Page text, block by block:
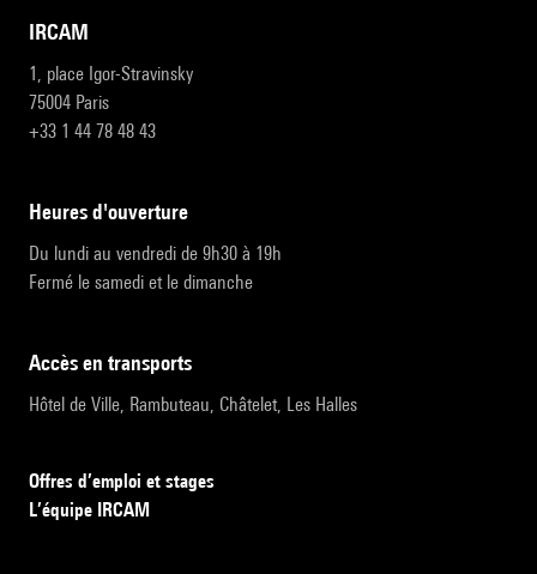
IRCAM
1, place Igor-Stravinsky
75004 Paris
+33 1 44 78 48 43
heures d'ouverture
Du lundi au vendredi de 9h30 à 19h
Fermé le samedi et le dimanche
accès en transports
Hôtel de Ville, Rambuteau, Châtelet, Les Halles
Offres d’emploi et stages
L’équipe IRCAM